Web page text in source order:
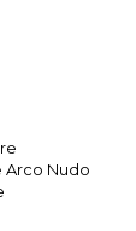
Arco Nudo